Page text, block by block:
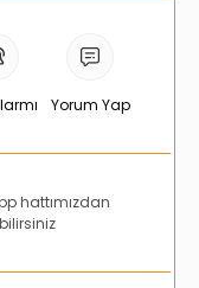
Yorum Yap
hattımızdan